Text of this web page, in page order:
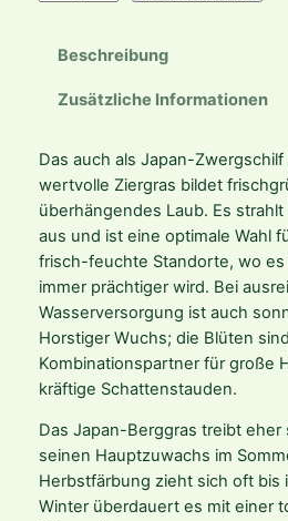
h
l
o
a
m
a
c
r
a
M
e
n
g
e
Beschreibung
Zusätzliche Informationen
Das auch als Japan-
wertvolle Ziergras bildet
überhängendes Laub. Es
aus und ist eine optimale Wahl
frisch-feuchte Standorte, wo es
immer prächtiger wird. Bei
Wasserversorgung ist auch
Horstiger Wuchs; die Blüten
Kombinationspartner für große
kräftige Schattenstauden.
Das Japan-Berggras treibt
seinen Hauptzuwachs im
Herbstfärbung zieht sich oft bis
Winter überdauert es mit einer